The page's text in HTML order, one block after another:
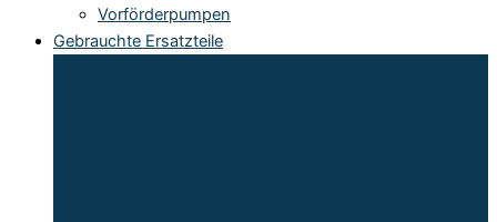
Vorförderpumpen
Gebrauchte Ersatzteile